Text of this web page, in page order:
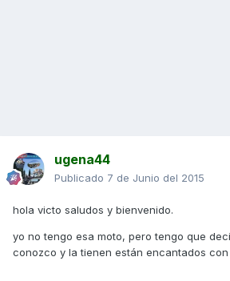
ugena44
Publicado 7 de Junio del 2015
hola victo saludos y bienvenido.
yo no tengo esa moto, pero tengo que
conozco y la tienen están encantados con